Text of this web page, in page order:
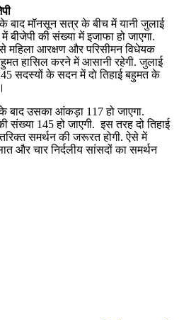
बाद मॉनसून सत्र के बीच में यानी जुलाई
की संख्या में इजाफा हो जाएगा.
महिला आरक्षण और परिसीमन विधेयक
हासिल करने में आसानी रहेगी. जुलाई
सदस्यों के सदन में दो तिहाई बहुमत के
बाद उसका आंकड़ा 117 हो जाएगा.
संख्या 145 हो जाएगी. इस तरह दो तिहाई
समर्थन की जरूरत होगी. ऐसे में
और चार निर्दलीय सांसदों का समर्थन